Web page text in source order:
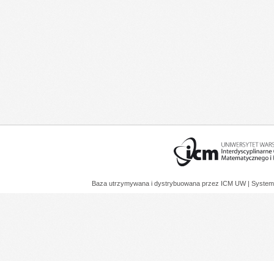
Baza utrzymywana i dystrybuowana przez ICM UW |